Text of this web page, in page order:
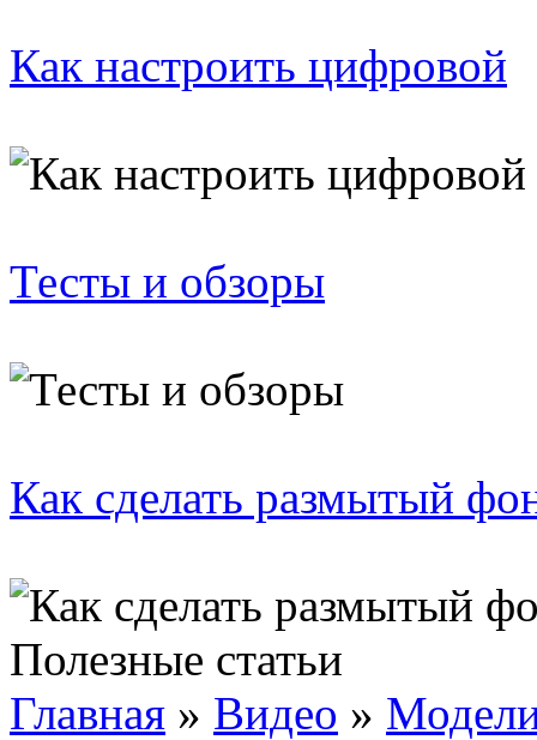
Как настроить цифровой
Тесты и обзоры
Как сделать размытый
Полезные статьи
Главная » Видео »